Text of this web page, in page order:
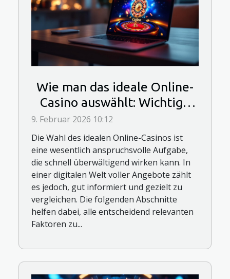
Wie man das ideale Online-
Casino auswählt: Wichtige
Entscheidungsfaktoren
9. Februar 2026 10:12
Die Wahl des idealen Online-Casinos ist
eine wesentlich anspruchsvolle Aufgabe,
die schnell überwältigend wirken kann. In
einer digitalen Welt voller Angebote zählt
es jedoch, gut informiert und gezielt zu
vergleichen. Die folgenden Abschnitte
helfen dabei, alle entscheidend relevanten
Faktoren zu...